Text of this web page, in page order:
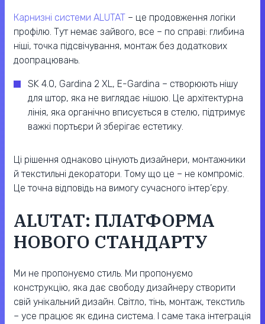
Карнизні системи ALUTAT – це продовження логіки
профілю. Тут немає зайвого, все – по справі: глибина
ніші, точка підсвічування, монтаж без додаткових
доопрацювань.
SK 4.0, Gardina 2 XL, E-Gardina – створюють нішу
для штор, яка не виглядає нішою. Це архітектурна
лінія, яка органічно вписується в стелю, підтримує
важкі портьєри й зберігає естетику.
Ці рішення однаково цінують дизайнери, монтажники
й текстильні декоратори. Тому що це – не компроміс.
Це точна відповідь на вимогу сучасного інтер’єру.
ALUTAT: ПЛАТФОРМА
НОВОГО СТАНДАРТУ
Ми не пропонуємо стиль. Ми пропонуємо
конструкцію, яка дає свободу дизайнеру створити
свій унікальний дизайн. Світло, тінь, монтаж, текстиль
– усе працює як єдина система. І саме така інтеграція